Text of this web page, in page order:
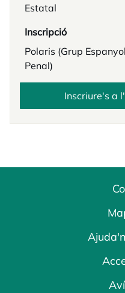
Estatal
Inscripció
Polaris (Grup
Penal)
Inscriure's a